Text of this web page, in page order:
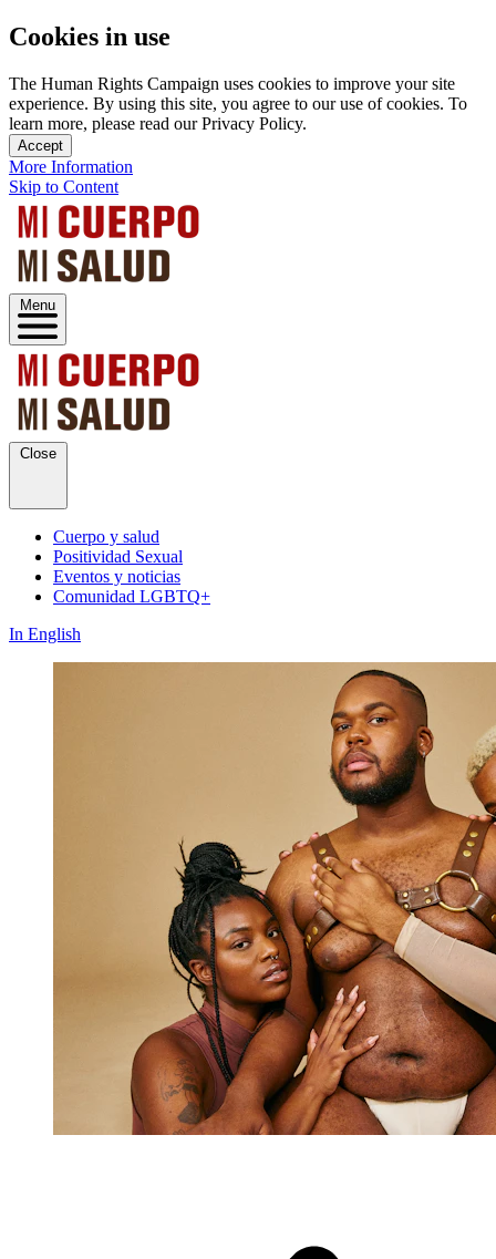
Cookies in use
The Human Rights Campaign uses cookies to improve your site
experience. By using this site, you agree to our use of cookies. To
learn more, please read our Privacy Policy.
Accept
More Information
Skip to Content
Menu
Close
Cuerpo y salud
Positividad Sexual
Eventos y noticias
Comunidad LGBTQ+
In English